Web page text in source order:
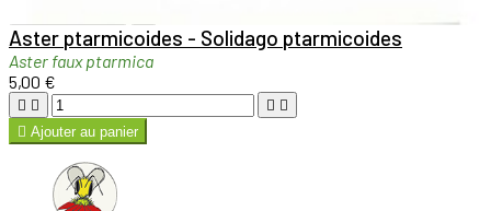
Aster ptarmicoides - Solidago ptarmicoides
Aster faux ptarmica
5,00 €
   
 Ajouter au panier